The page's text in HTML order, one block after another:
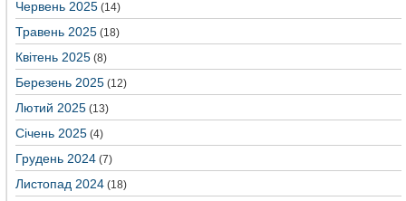
Червень 2025 (14)
Травень 2025 (18)
Квітень 2025 (8)
Березень 2025 (12)
Лютий 2025 (13)
Січень 2025 (4)
Грудень 2024 (7)
Листопад 2024 (18)